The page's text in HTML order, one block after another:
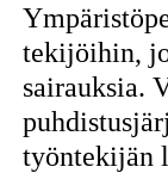
tekijöihin,
sairauksia.
työntekijän